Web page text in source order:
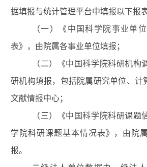
据填报与统计管理平台中填报以下报表
（一）《中国科学院事业单
表》，由院属各事业单位填报 ；
（二）《中国科学院科研机构
研机构填报，包括院属研究单位、计
文献情报中心；
（三）《中国科学院科研课题
学院科研课题基本情况表》， 由院
报。